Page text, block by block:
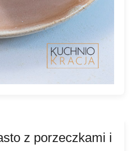
z porzeczkami i